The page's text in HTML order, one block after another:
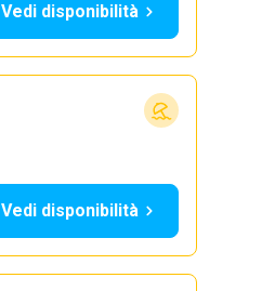
Vedi disponibilità
Vedi disponibilità